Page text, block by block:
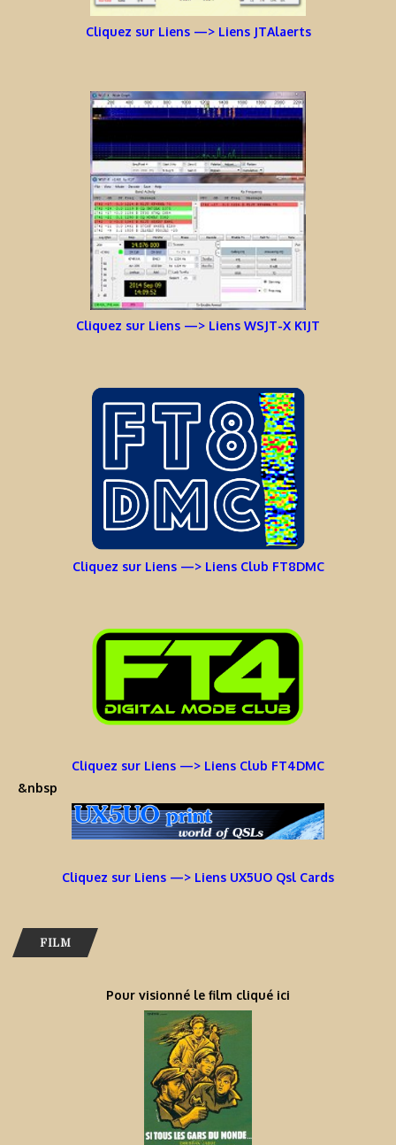
Cliquez sur Liens —> Liens JTAlaerts
Cliquez sur Liens —> Liens WSJT-X K1JT
Cliquez sur Liens —> Liens Club FT8DMC
Cliquez sur Liens —> Liens Club FT4DMC
&nbsp
Cliquez sur Liens —> Liens UX5UO Qsl Cards
FILM
Pour visionné le film cliqué ici